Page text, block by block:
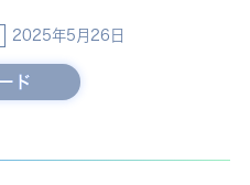
2025年5月26日